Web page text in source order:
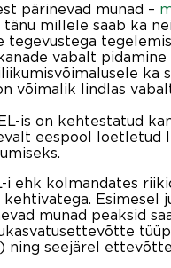
pärinevad munad –
millele saab ka
tegevustega
vabalt
ka
võimalik lindlas
is on kehtestatud
eespool
ehk kolmandates
munad peaksid
ning seejärel